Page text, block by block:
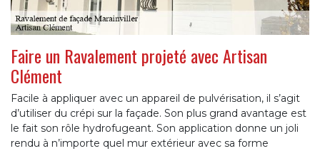
Faire un Ravalement projeté avec Artisan
Clément
Facile à appliquer avec un appareil de pulvérisation, il s’agit
d’utiliser du crépi sur la façade. Son plus grand avantage est
le fait son rôle hydrofugeant. Son application donne un joli
rendu à n’importe quel mur extérieur avec sa forme